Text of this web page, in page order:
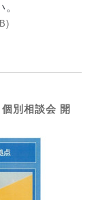
別相談会 開